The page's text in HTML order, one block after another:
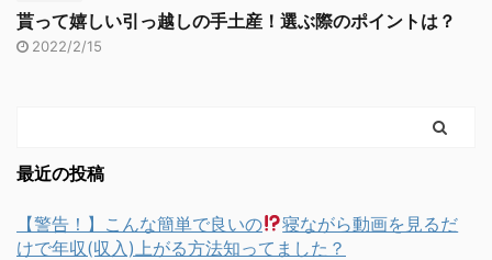
貰って嬉しい引っ越しの手土産！選ぶ際のポイントは？
2022/2/15
最近の投稿
【警告！】こんな簡単で良いの
寝ながら動画を見るだ
けで年収(収入)上がる方法知ってました？